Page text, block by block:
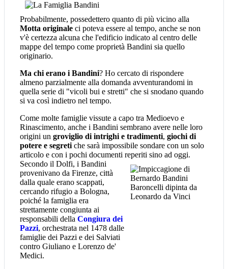
Probabilmente, possedettero quanto di più vicino alla
Motta originale ci poteva essere al tempo, anche se non
v'è certezza alcuna che l'edificio indicato al centro delle
mappe del tempo come proprietà Bandini sia quello
originario.
Ma chi erano i Bandini? Ho cercato di rispondere
almeno parzialmente alla domanda avventurandomi in
quella serie di "vicoli bui e stretti" che si snodano quando
si va così indietro nel tempo.
Come molte famiglie vissute a capo tra Medioevo e
Rinascimento, anche i Bandini sembrano avere nelle loro
origini un groviglio di intrighi e tradimenti, giochi di
potere e segreti che sarà impossibile sondare con un solo
articolo e con i pochi documenti reperiti sino ad oggi.
Secondo il Dolfi, i Bandini
provenivano da Firenze, città
dalla quale erano scappati,
cercando rifugio a Bologna,
poiché la famiglia era
strettamente congiunta ai
responsabili della Congiura dei
Pazzi, orchestrata nel 1478 dalle
famiglie dei Pazzi e dei Salviati
contro Giuliano e Lorenzo de'
Medici.